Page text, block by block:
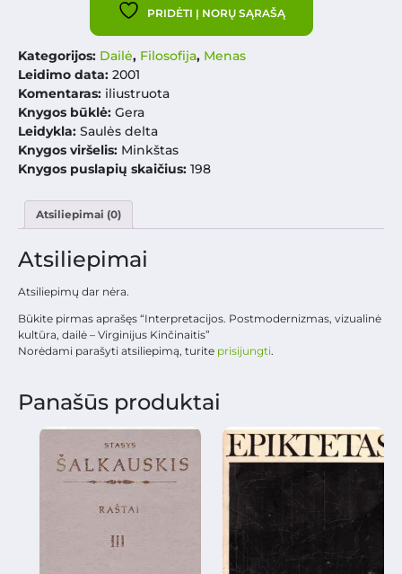
PRIDĖTI Į NORŲ SĄRAŠĄ
Kategorijos: Dailė, Filosofija, Menas
Leidimo data: 2001
Komentaras: iliustruota
Knygos būklė: Gera
Leidykla: Saulės delta
Knygos viršelis: Minkštas
Knygos puslapių skaičius: 198
Atsiliepimai (0)
Atsiliepimai
Atsiliepimų dar nėra.
Būkite pirmas aprašęs “Interpretacijos. Postmodernizmas, vizualinė
kultūra, dailė – Virginijus Kinčinaitis”
Norėdami parašyti atsiliepimą, turite prisijungti.
Panašūs produktai